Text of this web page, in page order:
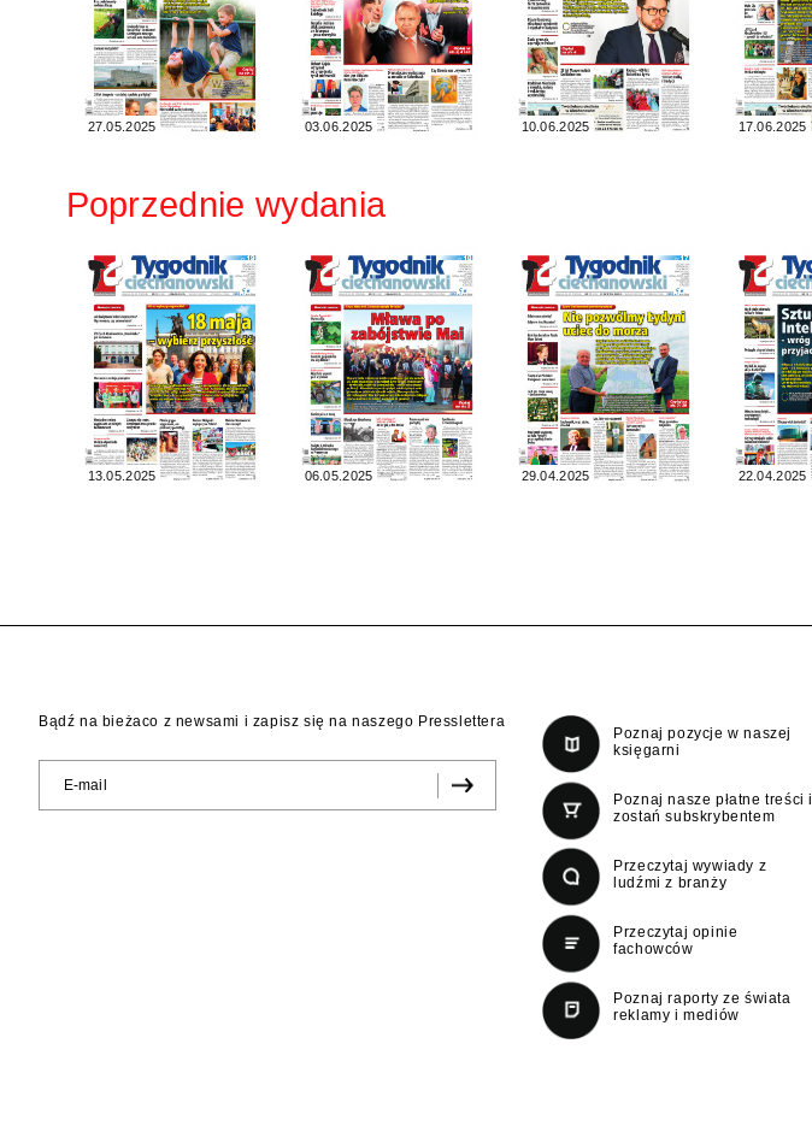
27.05.2025 03.06.2025 10.06.2025 17.06.2025
Poprzednie wydania
13.05.2025 06.05.2025 29.04.2025 22.04.2025
Bądź na bieżaco z newsami i zapisz się na naszego Presslettera
Poznaj pozycje w naszej
księgarni
Poznaj nasze płatne treści i
zostań subskrybentem
Przeczytaj wywiady z
ludźmi z branży
Przeczytaj opinie
fachowców
Poznaj raporty ze świata
reklamy i mediów